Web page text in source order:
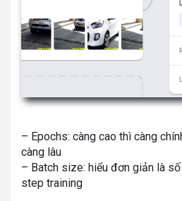
– Epochs: càng cao thì càng
càng lâu
– Batch size: hiểu đơn giản là
step training